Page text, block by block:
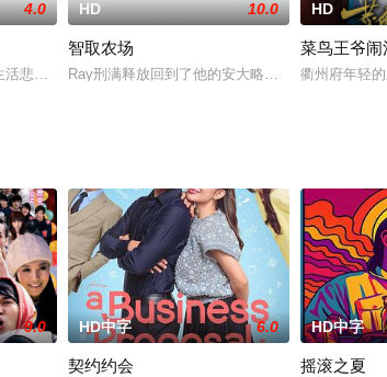
4.0
悲喜录：有单身宅男追女记；有广告创意总监的外遇诱惑
HD 10.0
智取农场
Ray刑满释放回到了他的安大略根农场，而此刻面
HD
菜鸟王爷闹
衢州府年轻
9.0 HD中字 6.0
契约约会
HD中字
摇滚之夏